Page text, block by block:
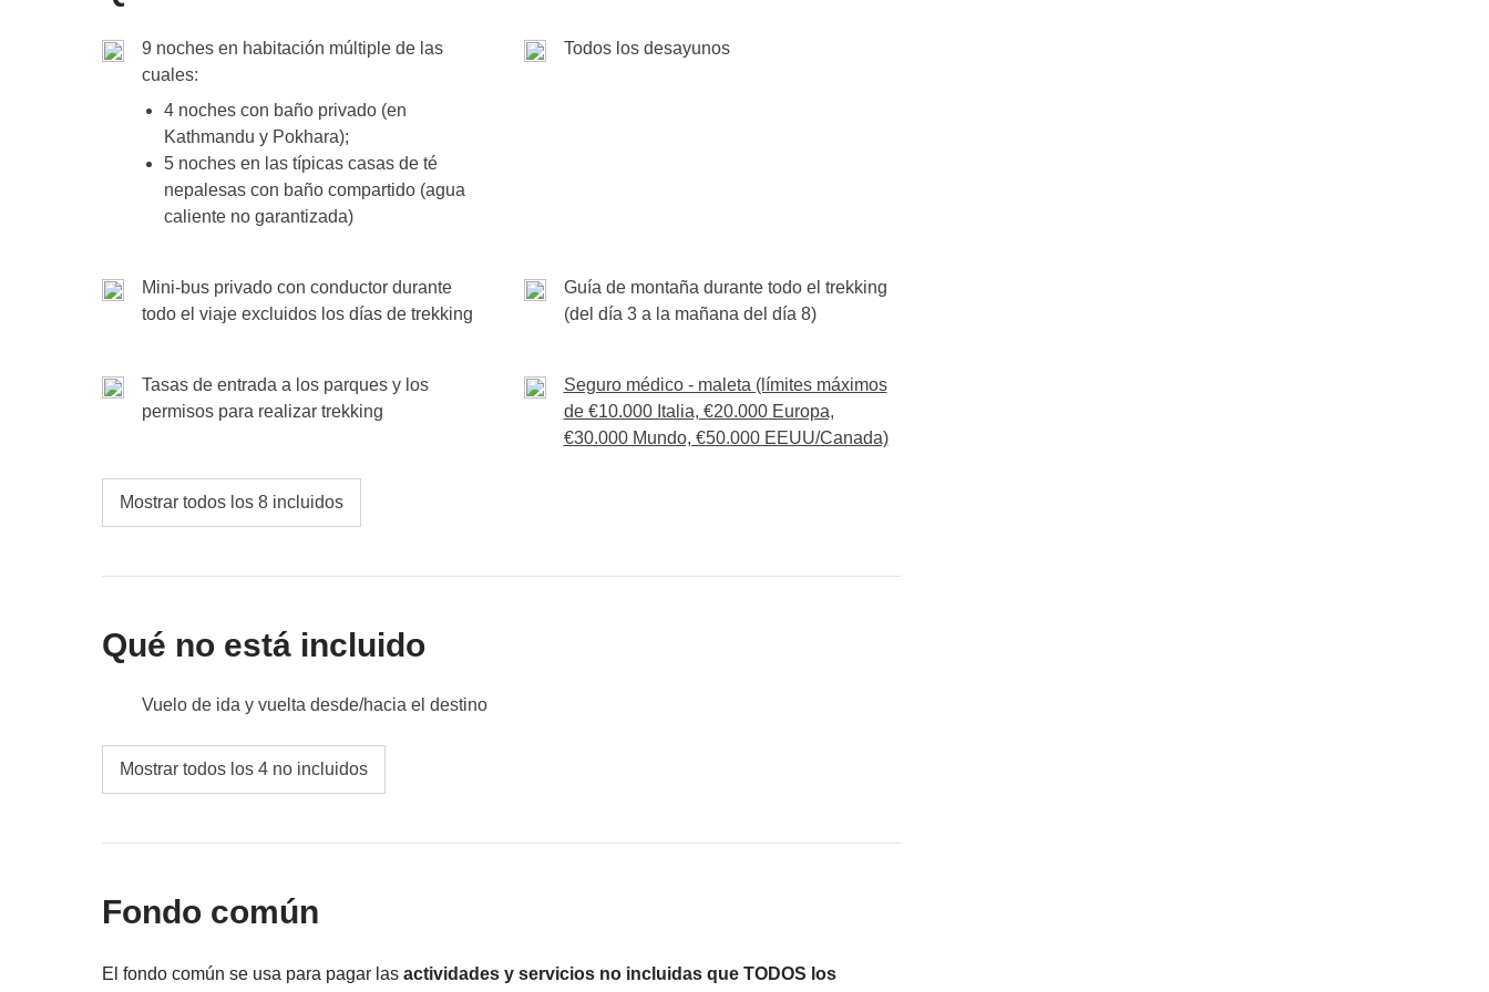
organización benéfica que ofrece formación y oportunidades de empleo en masoterapia para
invidentes.
Guía local de senderismo y masaje deportivo de una hora incluidos en el precio del viaje. Las comidas
y bebidas corren a cargo de cada participante.
Transporte: en total unas 6 horas de viaje
​9 noches en habitación múltiple de las
cuales:
4 noches con baño privado (en
Kathmandu y Pokhara);
5 noches en las típicas casas de té
nepalesas con baño compartido (agua
caliente no garantizada)
Todos los desayunos
Mini-bus privado con conductor durante
todo el viaje excluidos los días de trekking
Guía de montaña durante todo el trekking
(del día 3 a la mañana del día 8)
Tasas de entrada a los parques y los
permisos para realizar trekking
Seguro médico - maleta (límites máximos
de €10.000 Italia, €20.000 Europa,
€30.000 Mundo, €50.000 EEUU/Canada)
Mostrar todos los 8 incluidos
Qué no está incluido
Vuelo de ida y vuelta desde/hacia el destino
Comidas y bebidas donde no esté indicado
Todo lo que no se menciona en la sección "Qué está incluido"
Mostrar todos los 4 no incluidos
Fondo común
El fondo común se usa para pagar las actividades y servicios no incluidas que TODOS los